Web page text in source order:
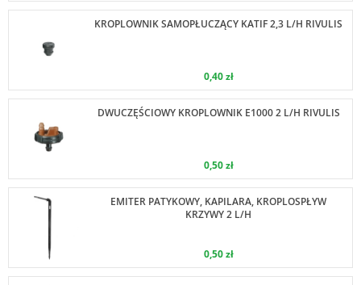
KROPLOWNIK SAMOPŁUCZĄCY KATIF 2,3 L/H RIVULIS
0,40 zł
DWUCZĘŚCIOWY KROPLOWNIK E1000 2 L/H RIVULIS
0,50 zł
EMITER PATYKOWY, KAPILARA, KROPLOSPŁYW
KRZYWY 2 L/H
0,50 zł